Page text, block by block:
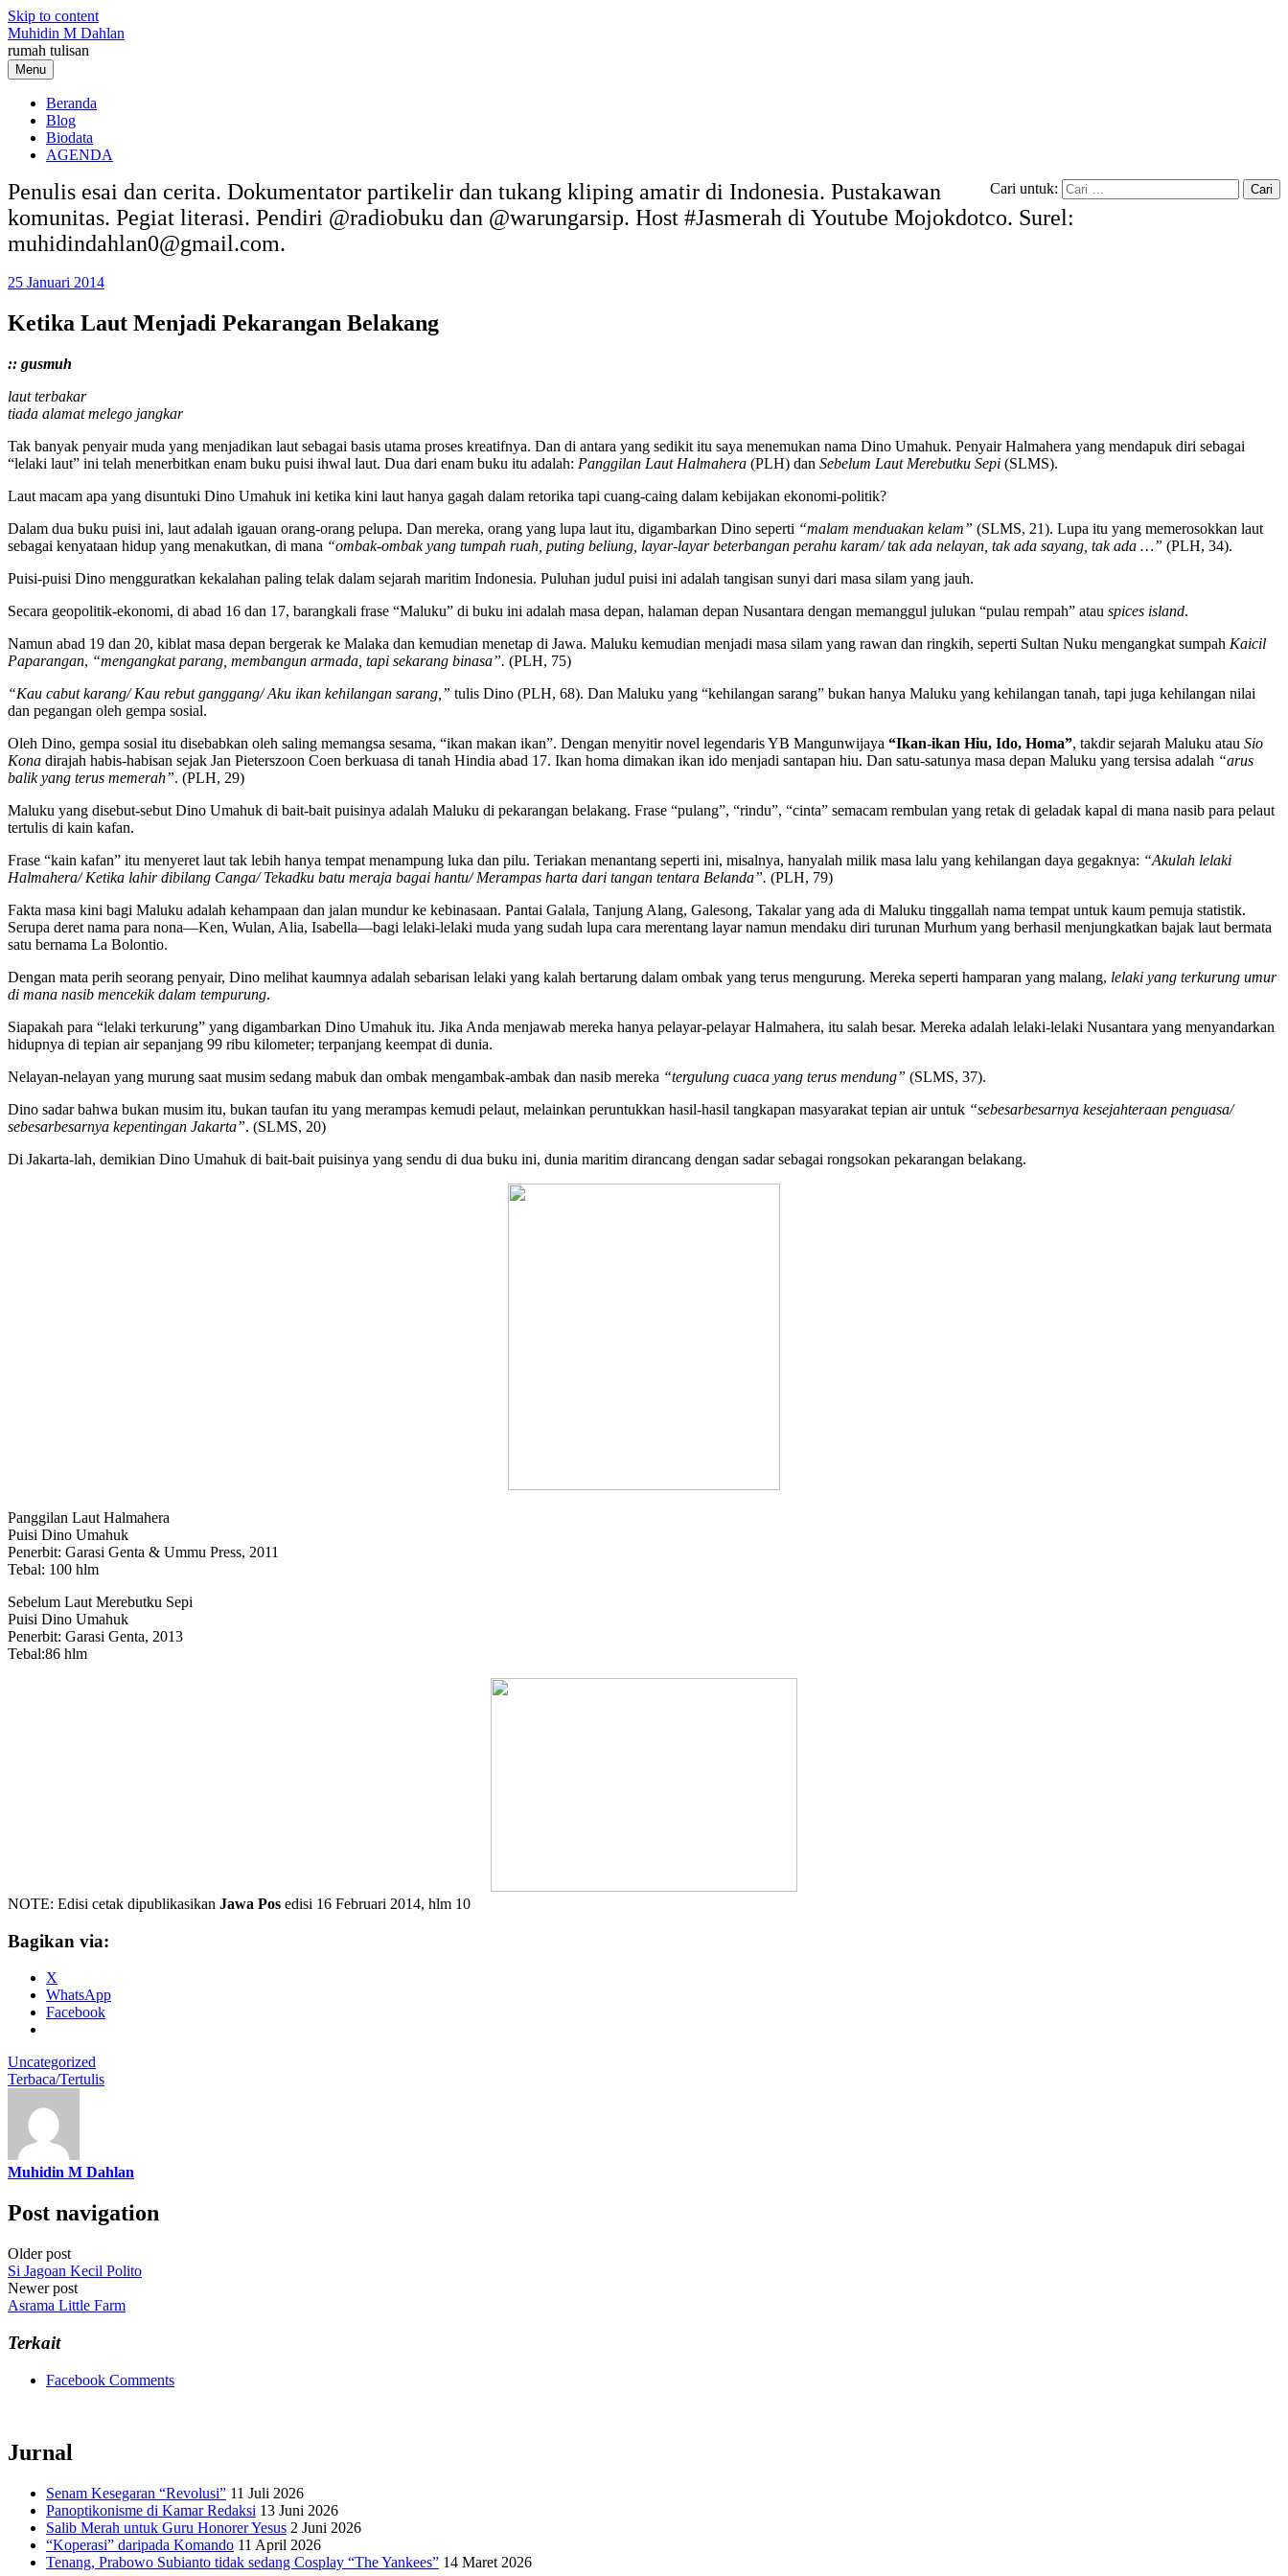
Skip to content
Muhidin M Dahlan
rumah tulisan
Menu
Beranda
Blog
Biodata
AGENDA
Cari untuk:
Penulis esai dan cerita. Dokumentator partikelir dan tukang kliping amatir di Indonesia. Pustakawan
komunitas. Pegiat literasi. Pendiri @radiobuku dan @warungarsip. Host #Jasmerah di Youtube Mojokdotco. Surel:
muhidindahlan0@gmail.com.
25 Januari 2014
Ketika Laut Menjadi Pekarangan Belakang
:: gusmuh
laut terbakar
tiada alamat melego jangkar
Tak banyak penyair muda yang menjadikan laut sebagai basis utama proses kreatifnya. Dan di antara yang sedikit itu saya menemukan nama Dino Umahuk. Penyair Halmahera yang mendapuk diri sebagai
“lelaki laut” ini telah menerbitkan enam buku puisi ihwal laut. Dua dari enam buku itu adalah: Panggilan Laut Halmahera (PLH) dan Sebelum Laut Merebutku Sepi (SLMS).
Laut macam apa yang disuntuki Dino Umahuk ini ketika kini laut hanya gagah dalam retorika tapi cuang-caing dalam kebijakan ekonomi-politik?
Dalam dua buku puisi ini, laut adalah igauan orang-orang pelupa. Dan mereka, orang yang lupa laut itu, digambarkan Dino seperti “malam menduakan kelam” (SLMS, 21). Lupa itu yang memerosokkan laut
sebagai kenyataan hidup yang menakutkan, di mana “ombak-ombak yang tumpah ruah, puting beliung, layar-layar beterbangan perahu karam/ tak ada nelayan, tak ada sayang, tak ada …” (PLH, 34).
Puisi-puisi Dino mengguratkan kekalahan paling telak dalam sejarah maritim Indonesia. Puluhan judul puisi ini adalah tangisan sunyi dari masa silam yang jauh.
Secara geopolitik-ekonomi, di abad 16 dan 17, barangkali frase “Maluku” di buku ini adalah masa depan, halaman depan Nusantara dengan memanggul julukan “pulau rempah” atau spices island.
Namun abad 19 dan 20, kiblat masa depan bergerak ke Malaka dan kemudian menetap di Jawa. Maluku kemudian menjadi masa silam yang rawan dan ringkih, seperti Sultan Nuku mengangkat sumpah Kaicil
Paparangan, “mengangkat parang, membangun armada, tapi sekarang binasa”. (PLH, 75)
“Kau cabut karang/ Kau rebut ganggang/ Aku ikan kehilangan sarang,” tulis Dino (PLH, 68). Dan Maluku yang “kehilangan sarang” bukan hanya Maluku yang kehilangan tanah, tapi juga kehilangan nilai
dan pegangan oleh gempa sosial.
Oleh Dino, gempa sosial itu disebabkan oleh saling memangsa sesama, “ikan makan ikan”. Dengan menyitir novel legendaris YB Mangunwijaya “Ikan-ikan Hiu, Ido, Homa”, takdir sejarah Maluku atau Sio
Kona dirajah habis-habisan sejak Jan Pieterszoon Coen berkuasa di tanah Hindia abad 17. Ikan homa dimakan ikan ido menjadi santapan hiu. Dan satu-satunya masa depan Maluku yang tersisa adalah “arus
balik yang terus memerah”. (PLH, 29)
Maluku yang disebut-sebut Dino Umahuk di bait-bait puisinya adalah Maluku di pekarangan belakang. Frase “pulang”, “rindu”, “cinta” semacam rembulan yang retak di geladak kapal di mana nasib para pelaut
tertulis di kain kafan.
Frase “kain kafan” itu menyeret laut tak lebih hanya tempat menampung luka dan pilu. Teriakan menantang seperti ini, misalnya, hanyalah milik masa lalu yang kehilangan daya gegaknya: “Akulah lelaki
Halmahera/ Ketika lahir dibilang Canga/ Tekadku batu meraja bagai hantu/ Merampas harta dari tangan tentara Belanda”. (PLH, 79)
Fakta masa kini bagi Maluku adalah kehampaan dan jalan mundur ke kebinasaan. Pantai Galala, Tanjung Alang, Galesong, Takalar yang ada di Maluku tinggallah nama tempat untuk kaum pemuja statistik.
Serupa deret nama para nona—Ken, Wulan, Alia, Isabella—bagi lelaki-lelaki muda yang sudah lupa cara merentang layar namun mendaku diri turunan Murhum yang berhasil menjungkatkan bajak laut bermata
satu bernama La Bolontio.
Dengan mata perih seorang penyair, Dino melihat kaumnya adalah sebarisan lelaki yang kalah bertarung dalam ombak yang terus mengurung. Mereka seperti hamparan yang malang, lelaki yang terkurung umur
di mana nasib mencekik dalam tempurung.
Siapakah para “lelaki terkurung” yang digambarkan Dino Umahuk itu. Jika Anda menjawab mereka hanya pelayar-pelayar Halmahera, itu salah besar. Mereka adalah lelaki-lelaki Nusantara yang menyandarkan
hidupnya di tepian air sepanjang 99 ribu kilometer; terpanjang keempat di dunia.
Nelayan-nelayan yang murung saat musim sedang mabuk dan ombak mengambak-ambak dan nasib mereka “tergulung cuaca yang terus mendung” (SLMS, 37).
Dino sadar bahwa bukan musim itu, bukan taufan itu yang merampas kemudi pelaut, melainkan peruntukkan hasil-hasil tangkapan masyarakat tepian air untuk “sebesarbesarnya kesejahteraan penguasa/
sebesarbesarnya kepentingan Jakarta”. (SLMS, 20)
Di Jakarta-lah, demikian Dino Umahuk di bait-bait puisinya yang sendu di dua buku ini, dunia maritim dirancang dengan sadar sebagai rongsokan pekarangan belakang.
Panggilan Laut Halmahera
Puisi Dino Umahuk
Penerbit: Garasi Genta & Ummu Press, 2011
Tebal: 100 hlm
Sebelum Laut Merebutku Sepi
Puisi Dino Umahuk
Penerbit: Garasi Genta, 2013
Tebal:86 hlm
NOTE: Edisi cetak dipublikasikan Jawa Pos edisi 16 Februari 2014, hlm 10
Bagikan via:
X
WhatsApp
Facebook
Uncategorized
Terbaca/Tertulis
Muhidin M Dahlan
Post navigation
Older post
Si Jagoan Kecil Polito
Newer post
Asrama Little Farm
Terkait
Facebook Comments
Jurnal
Senam Kesegaran “Revolusi” 11 Juli 2026
Panoptikonisme di Kamar Redaksi 13 Juni 2026
Salib Merah untuk Guru Honorer Yesus 2 Juni 2026
“Koperasi” daripada Komando 11 April 2026
Tenang, Prabowo Subianto tidak sedang Cosplay “The Yankees” 14 Maret 2026